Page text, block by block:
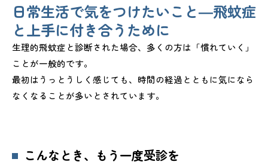
日常生活で気をつけたいこと―飛蚊症
と上手に付き合うために
生理的飛蚊症と診断された場合、多くの方は「慣れていく」
ことが一般的です。
最初はうっとうしく感じても、時間の経過とともに気になら
なくなることが多いとされています。
こんなとき、もう一度受診を